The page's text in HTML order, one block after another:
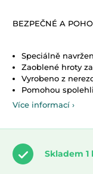
BEZPEČNÉ A
Speciálně
Zaoblené hroty
Vyrobeno z
Pomohou
Více informací ›
Skladem 1